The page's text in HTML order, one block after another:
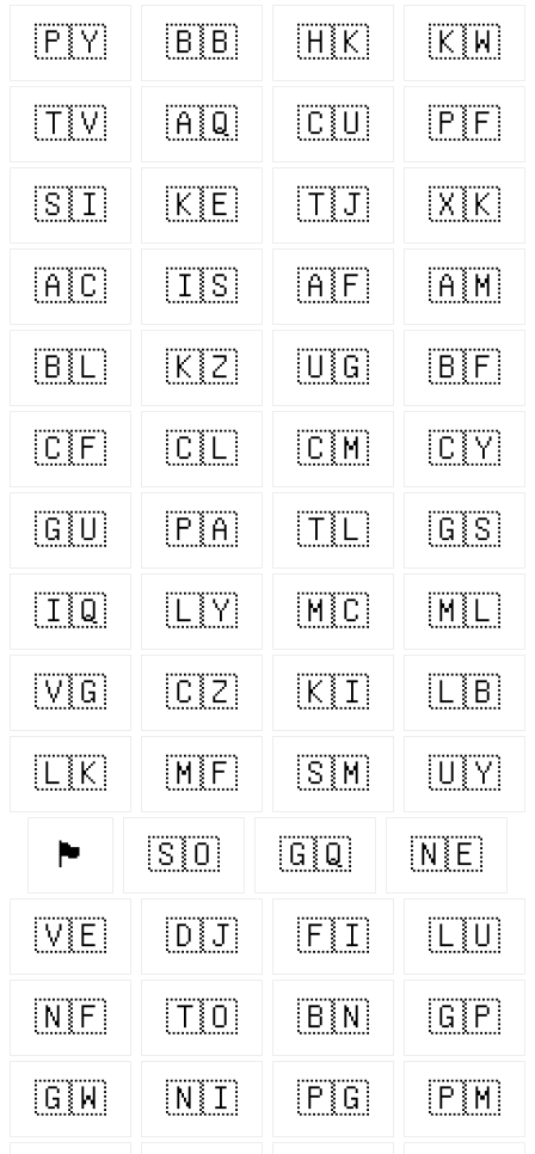
🇵🇾 🇧🇧 🇭🇰 🇰🇼
🇹🇻 🇦🇶 🇨🇺 🇵🇫
🇸🇮 🇰🇪 🇹🇯 🇽🇰
🇦🇨 🇮🇸 🇦🇫 🇦🇲
🇧🇱 🇰🇿 🇺🇬 🇧🇫
🇨🇫 🇨🇱 🇨🇲 🇨🇾
🇬🇺 🇵🇦 🇹🇱 🇬🇸
🇮🇶 🇱🇾 🇲🇨 🇲🇱
🇻🇬 🇨🇿 🇰🇮 🇱🇧
🇱🇰 🇲🇫 🇸🇲 🇺🇾
🏴󠁧󠁢󠁷󠁬󠁳󠁿 🇸🇴 🇬🇶 🇳🇪
🇻🇪 🇩🇯 🇫🇮 🇱🇺
🇳🇫 🇹🇴 🇧🇳 🇬🇵
🇬🇼 🇳🇮 🇵🇬 🇵🇲